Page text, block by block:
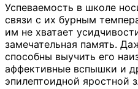
Успеваемость в школе
связи с их бурным
им не хватает
замечательная память.
способны выучить его
аффективные вспышки и
эпилептоидной яростной